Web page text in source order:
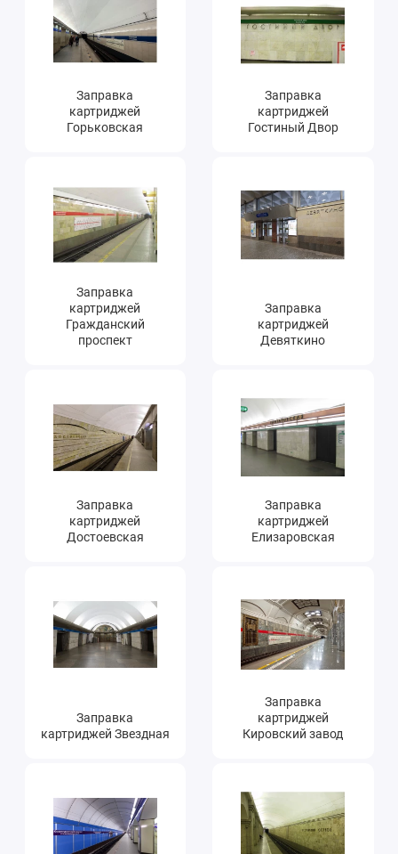
Ремонт мобильных телефонов
Гравировка
Показать все
Заправка
картриджей
Горьковская
Заправка
картриджей
Гостиный Двор
Заправка
картриджей
Гражданский
проспект
Заправка
картриджей
Девяткино
Заправка
картриджей
Достоевская
Заправка
картриджей
Елизаровская
Заправка
картриджей Звездная
Заправка
картриджей
Кировский завод